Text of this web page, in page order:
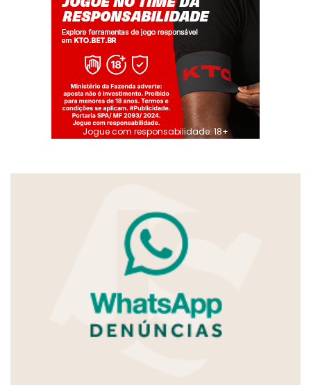
Jogue com responsabilidade. 18+